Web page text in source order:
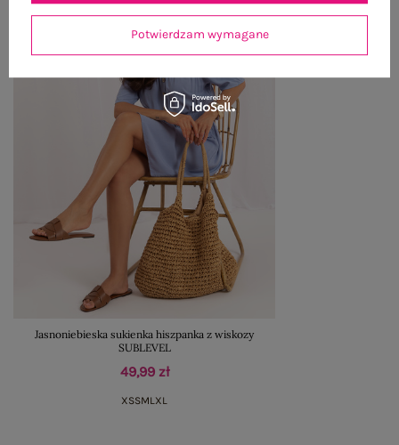
Jasnoniebieska sukienka hiszpanka z wiskozy
SUBLEVEL
49,99 zł
XSSML XL
Potwierdzam wymagane